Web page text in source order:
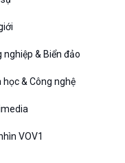
luận
Sự kiện - Luận bàn
chảy sự kiện
đàn chủ nhật
đêm
nghiệp & Biển đảo
học & Công nghệ
VOV1